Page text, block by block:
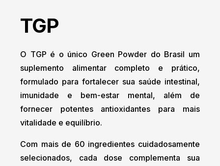
TGP
O TGP é o único Green Powder do Brasil um
suplemento alimentar completo e prático,
formulado para fortalecer sua saúde intestinal,
imunidade e bem-estar mental, além de
fornecer potentes antioxidantes para mais
vitalidade e equilíbrio.
Com mais de 60 ingredientes cuidadosamente
selecionados, cada dose complementa sua